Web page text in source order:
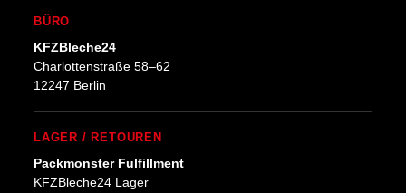
BÜRO
KFZBleche24
Charlottenstraße 58–62
12247 Berlin
LAGER / RETOUREN
Packmonster Fulfillment
KFZBleche24 Lager